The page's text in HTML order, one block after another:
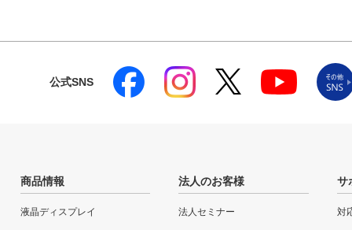
公式SNS
商品情報
液晶ディスプレイ
法人のお客様
法人セミナー
サ
対